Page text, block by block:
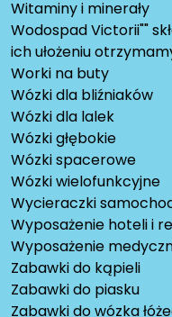
Witaminy i minerały
Wodospad Victorii""
ich ułożeniu
Worki na buty
Wózki dla bliźniaków
Wózki dla lalek
Wózki głębokie
Wózki spacerowe
Wózki wielofunkcyjne
Wycieraczki
Wyposażenie hoteli i
Wyposażenie
Zabawki do kąpieli
Zabawki do piasku
Zabawki do wózka